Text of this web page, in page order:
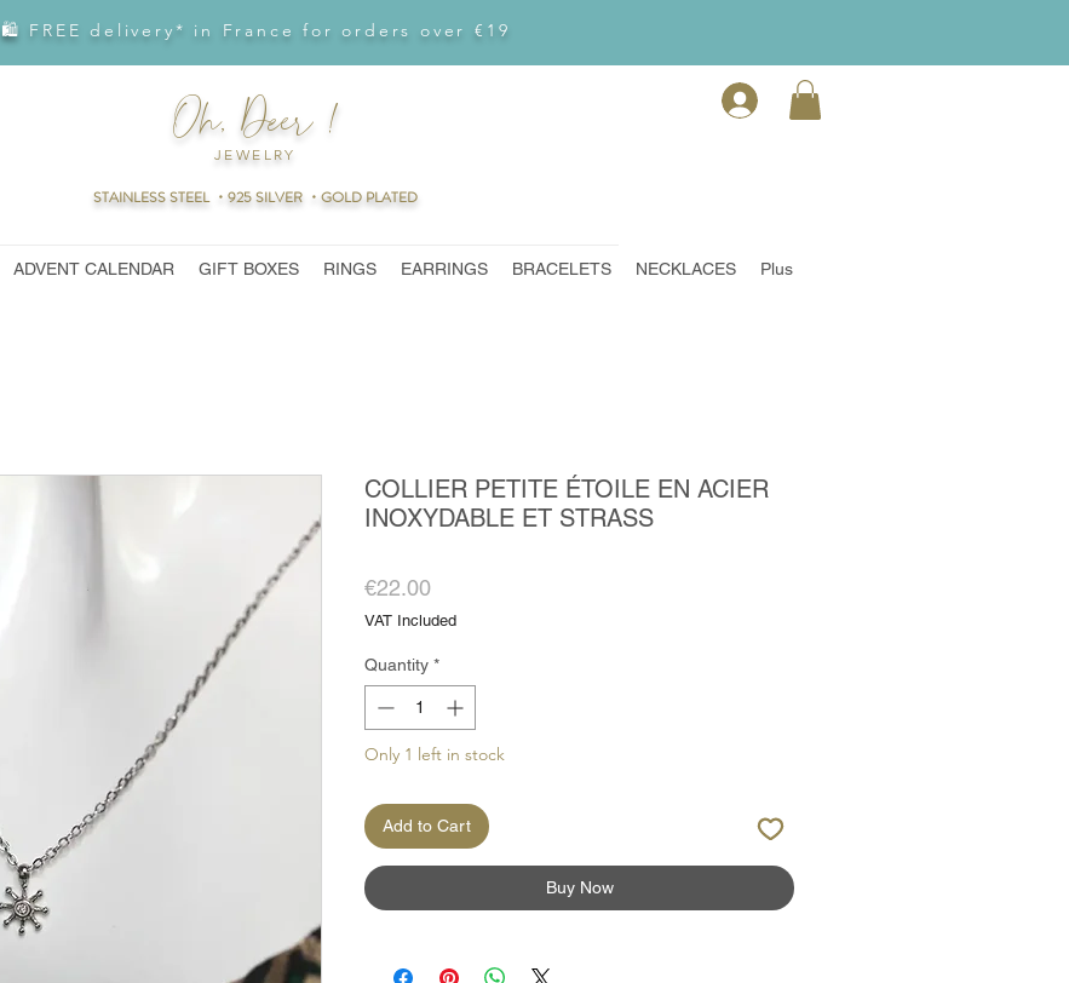
🛍 FREE delivery* in France for orders over €19
Oh, Deer !
JEWELRY
STAINLESS STEEL ・925 SILVER ・GOLD PLATED
ADVENT CALENDAR GIFT BOXES RINGS EARRINGS BRACELETS NECKLACES Plus
COLLIER PETITE ÉTOILE EN ACIER
INOXYDABLE ET STRASS
€22.00Price
VAT Included
Quantity *
Only 1 left in stock
Add to Cart
Buy Now